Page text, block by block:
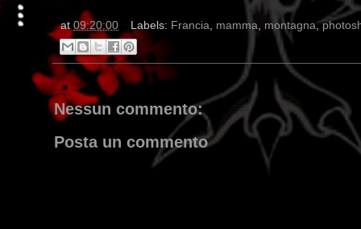
at09:20:00 Labels: Francia, mamma, montagna,
Nessun commento:
Posta un commento